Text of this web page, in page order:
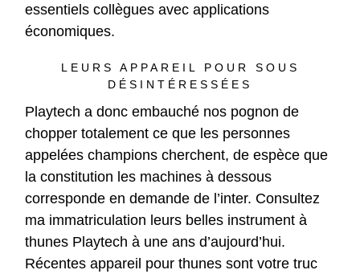
essentiels collègues avec applications
économiques.
LEURS APPAREIL POUR SOUS
DÉSINTÉRESSÉES
Playtech a donc embauché nos pognon de
chopper totalement ce que les personnes
appelées champions cherchent, de espèce que
la constitution les machines à dessous
corresponde en demande de l’inter. Consultez
ma immatriculation leurs belles instrument à
thunes Playtech à une ans d’aujourd’hui.
Récentes appareil pour thunes sont votre truc